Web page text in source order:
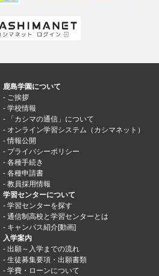
鹿島学園について
ご挨拶
学校情報
「カシマの通信」について
オンライン学習システム（カシマネット）
情報公開
プライバシーポリシー
各種手続き
各種申請書
教員採用情報
学習センターについて
学習センターを探す
通信制高校と学習センターとは
キャンパス紹介[動画]
入学案内
出願～入学までの流れ
生徒募集要項・出願書類
学費・ローンについて